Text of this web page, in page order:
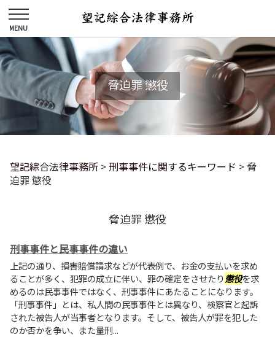
脅迫罪 懲役
望記綜合法律事務所 > 刑事事件に関するキーワード > 脅
迫罪 懲役
脅迫罪 懲役
刑事事件と民事事件の違い
上記の通り、損害賠償請求などが代表例で、お金の支払いを求め
ることが多く、犯罪の成立に伴い、罪の確定をさせたり懲役を求
めるのは民事事件ではなく、刑事事件にあたることになります。
「刑事事件」とは、私人間の民事事件とは異なり、検察官と起訴
された被告人が当事者となります。そして、被告人が罪を犯した
のか否かを争い、また量刑...